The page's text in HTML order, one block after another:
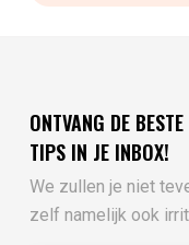
ONTVANG DE
TIPS IN JE INBOX!
We zullen je niet
zelf namelijk ook